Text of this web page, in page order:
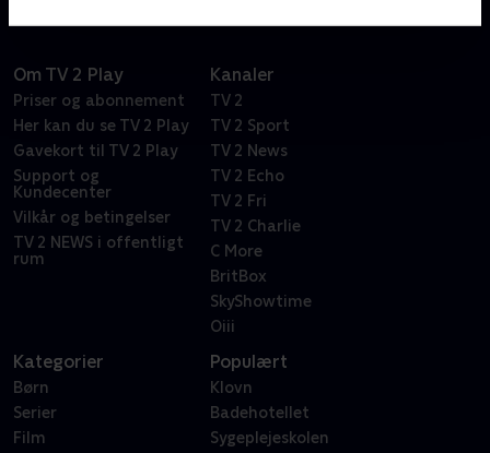
Om TV 2 Play
Priser og abonnement
Her kan du se TV 2 Play
Gavekort til TV 2 Play
Support og
Kundecenter
Vilkår og betingelser
TV 2 NEWS i offentligt
rum
Kanaler
TV 2
TV 2 Sport
TV 2 News
TV 2 Echo
TV 2 Fri
TV 2 Charlie
C More
BritBox
SkyShowtime
Oiii
Kategorier
Børn
Serier
Film
Populært
Klovn
Badehotellet
Sygeplejeskolen